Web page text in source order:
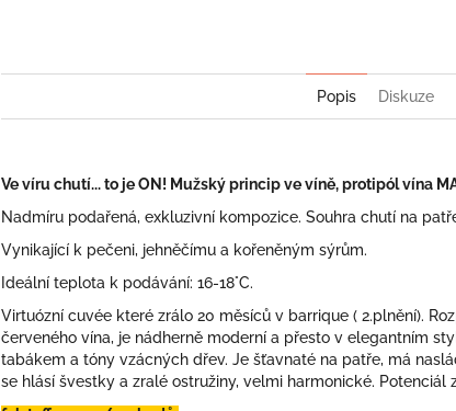
Popis Diskuze
Ve víru chutí... to je ON! Mužský princip ve víně, protipól vína
Nadmíru podařená, exkluzivní kompozice. Souhra chutí na
Vynikající k pečeni, jehněčímu a kořeněným sýrům.
Ideální teplota k podávání: 16-18°C.
Virtuózní cuvée které zrálo 20 měsíců v barrique ( 2.plnění).
červeného vína, je nádherně moderní a přesto v elegantním
tabákem a tóny vzácných dřev. Je šťavnaté na patře, má
se hlásí švestky a zralé ostružiny, velmi harmonické. Potenciál